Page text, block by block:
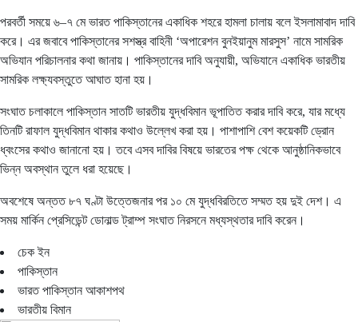
পরবর্তী সময়ে ৬–৭ মে ভারত পাকিস্তানের একাধিক শহরে হামলা চালায় বলে ইসলামাবাদ দাবি
করে। এর জবাবে পাকিস্তানের সশস্ত্র বাহিনী ‘অপারেশন বুনইয়ানুম মারসুস’ নামে সামরিক
অভিযান পরিচালনার কথা জানায়। পাকিস্তানের দাবি অনুযায়ী, অভিযানে একাধিক ভারতীয়
সামরিক লক্ষ্যবস্তুতে আঘাত হানা হয়।
সংঘাত চলাকালে পাকিস্তান সাতটি ভারতীয় যুদ্ধবিমান ভূপাতিত করার দাবি করে, যার মধ্যে
তিনটি রাফাল যুদ্ধবিমান থাকার কথাও উল্লেখ করা হয়। পাশাপাশি বেশ কয়েকটি ড্রোন
ধ্বংসের কথাও জানানো হয়। তবে এসব দাবির বিষয়ে ভারতের পক্ষ থেকে আনুষ্ঠানিকভাবে
ভিন্ন অবস্থান তুলে ধরা হয়েছে।
অবশেষে অন্তত ৮৭ ঘণ্টা উত্তেজনার পর ১০ মে যুদ্ধবিরতিতে সম্মত হয় দুই দেশ। এ
সময় মার্কিন প্রেসিডেন্ট ডোনাল্ড ট্রাম্প সংঘাত নিরসনে মধ্যস্থতার দাবি করেন।
চেক ইন
পাকিস্তান
ভারত পাকিস্তান আকাশপথ
ভারতীয় বিমান